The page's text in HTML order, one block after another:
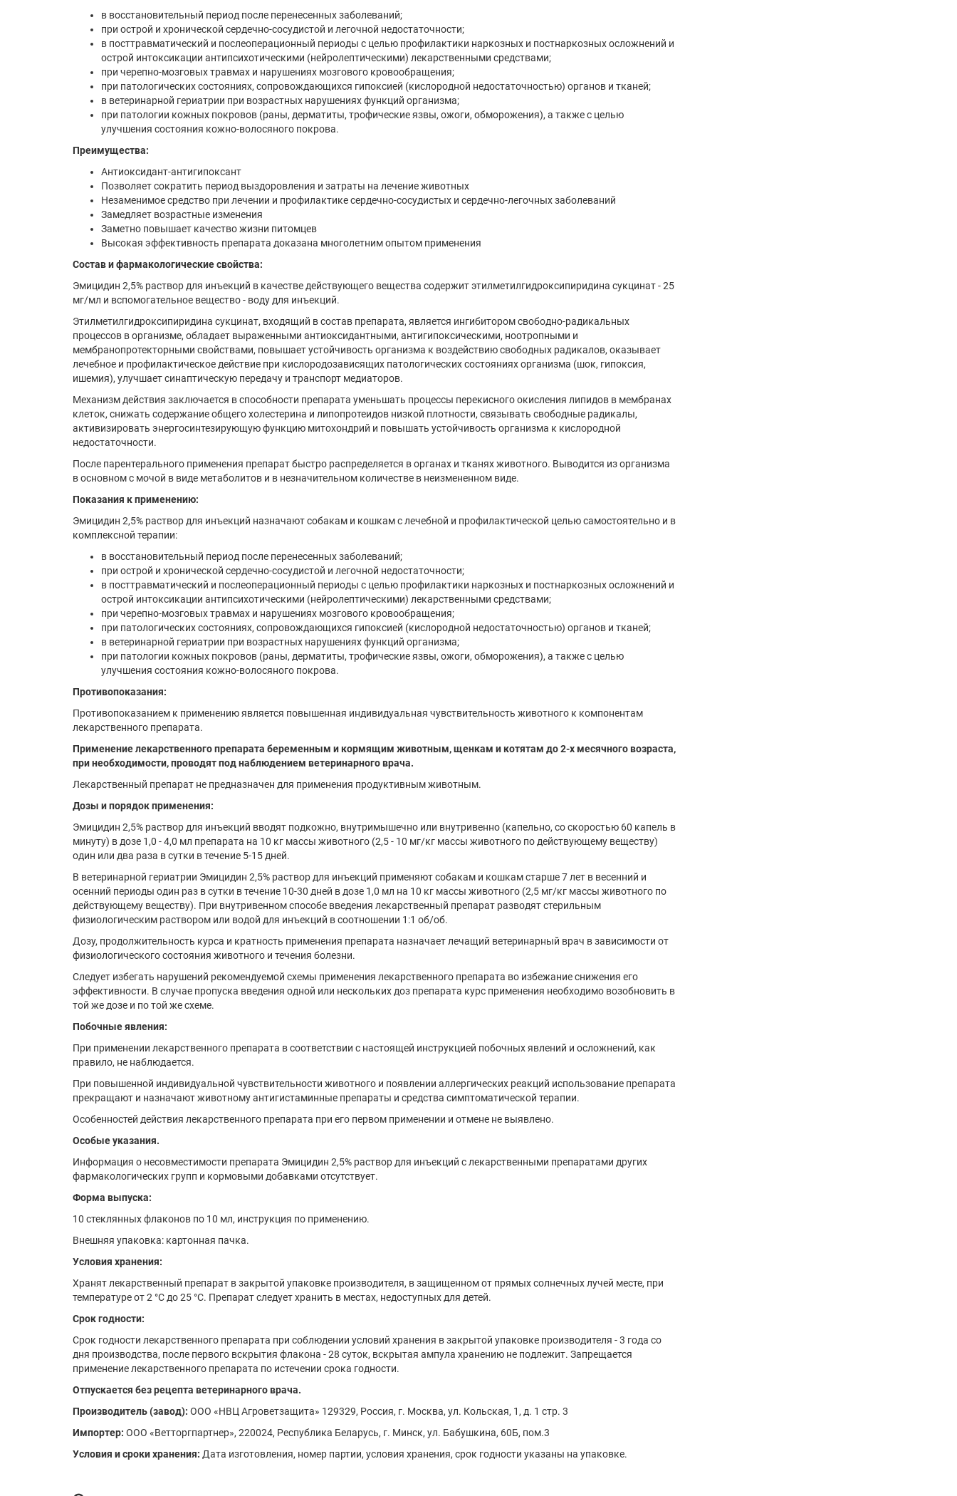
в восстановительный период после перенесенных заболеваний;
при острой и хронической сердечно-сосудистой и легочной недостаточности;
в посттравматический и послеоперационный периоды с целью профилактики наркозных и постнаркозных осложнений и
острой интоксикации антипсихотическими (нейролептическими) лекарственными средствами;
при черепно-мозговых травмах и нарушениях мозгового кровообращения;
при патологических состояниях, сопровождающихся гипоксией (кислородной недостаточностью) органов и тканей;
в ветеринарной гериатрии при возрастных нарушениях функций организма;
при патологии кожных покровов (раны, дерматиты, трофические язвы, ожоги, обморожения), а также с целью
улучшения состояния кожно-волосяного покрова.
Преимущества:
Антиоксидант-антигипоксант
Позволяет сократить период выздоровления и затраты на лечение животных
Незаменимое средство при лечении и профилактике сердечно-сосудистых и сердечно-легочных заболеваний
Замедляет возрастные изменения
Заметно повышает качество жизни питомцев
Высокая эффективность препарата доказана многолетним опытом применения
Состав и фармакологические свойства:
Эмицидин 2,5% раствор для инъекций в качестве действующего вещества содержит этилметилгидроксипиридина сукцинат - 25
мг/мл и вспомогательное вещество - воду для инъекций.
Этилметилгидроксипиридина сукцинат, входящий в состав препарата, является ингибитором свободно-радикальных
процессов в организме, обладает выраженными антиоксидантными, антигипоксическими, ноотропными и
мембранопротекторными свойствами, повышает устойчивость организма к воздействию свободных радикалов, оказывает
лечебное и профилактическое действие при кислородозависящих патологических состояниях организма (шок, гипоксия,
ишемия), улучшает синаптическую передачу и транспорт медиаторов.
Механизм действия заключается в способности препарата уменьшать процессы перекисного окисления липидов в мембранах
клеток, снижать содержание общего холестерина и липопротеидов низкой плотности, связывать свободные радикалы,
активизировать энергосинтезирующую функцию митохондрий и повышать устойчивость организма к кислородной
недостаточности.
После парентерального применения препарат быстро распределяется в органах и тканях животного. Выводится из организма
в основном с мочой в виде метаболитов и в незначительном количестве в неизмененном виде.
Показания к применению:
Эмицидин 2,5% раствор для инъекций назначают собакам и кошкам с лечебной и профилактической целью самостоятельно и в
комплексной терапии:
в восстановительный период после перенесенных заболеваний;
при острой и хронической сердечно-сосудистой и легочной недостаточности;
в посттравматический и послеоперационный периоды с целью профилактики наркозных и постнаркозных осложнений и
острой интоксикации антипсихотическими (нейролептическими) лекарственными средствами;
при черепно-мозговых травмах и нарушениях мозгового кровообращения;
при патологических состояниях, сопровождающихся гипоксией (кислородной недостаточностью) органов и тканей;
в ветеринарной гериатрии при возрастных нарушениях функций организма;
при патологии кожных покровов (раны, дерматиты, трофические язвы, ожоги, обморожения), а также с целью
улучшения состояния кожно-волосяного покрова.
Противопоказания:
Противопоказанием к применению является повышенная индивидуальная чувствительность животного к компонентам
лекарственного препарата.
Применение лекарственного препарата беременным и кормящим животным, щенкам и котятам до 2-х месячного возраста,
при необходимости, проводят под наблюдением ветеринарного врача.
Лекарственный препарат не предназначен для применения продуктивным животным.
Дозы и порядок применения:
Эмицидин 2,5% раствор для инъекций вводят подкожно, внутримышечно или внутривенно (капельно, со скоростью 60 капель в
минуту) в дозе 1,0 - 4,0 мл препарата на 10 кг массы животного (2,5 - 10 мг/кг массы животного по действующему веществу)
один или два раза в сутки в течение 5-15 дней.
В ветеринарной гериатрии Эмицидин 2,5% раствор для инъекций применяют собакам и кошкам старше 7 лет в весенний и
осенний периоды один раз в сутки в течение 10-30 дней в дозе 1,0 мл на 10 кг массы животного (2,5 мг/кг массы животного по
действующему веществу). При внутривенном способе введения лекарственный препарат разводят стерильным
физиологическим раствором или водой для инъекций в соотношении 1:1 об/об.
Дозу, продолжительность курса и кратность применения препарата назначает лечащий ветеринарный врач в зависимости от
физиологического состояния животного и течения болезни.
Следует избегать нарушений рекомендуемой схемы применения лекарственного препарата во избежание снижения его
эффективности. В случае пропуска введения одной или нескольких доз препарата курс применения необходимо возобновить в
той же дозе и по той же схеме.
Побочные явления:
При применении лекарственного препарата в соответствии с настоящей инструкцией побочных явлений и осложнений, как
правило, не наблюдается.
При повышенной индивидуальной чувствительности животного и появлении аллергических реакций использование препарата
прекращают и назначают животному антигистаминные препараты и средства симптоматической терапии.
Особенностей действия лекарственного препарата при его первом применении и отмене не выявлено.
Особые указания.
Информация о несовместимости препарата Эмицидин 2,5% раствор для инъекций с лекарственными препаратами других
фармакологических групп и кор­мовыми добавками отсутствует.
Форма выпуска:
10 стеклянных флаконов по 10 мл, инструкция по применению.
Внешняя упаковка: картонная пачка.
Условия хранения:
Хранят лекарственный препарат в закрытой упаковке производителя, в за­щищенном от прямых солнечных лучей месте, при
температуре от 2 °С до 25 °С. Препарат следует хранить в местах, недоступных для детей.
Срок годности:
Срок годности лекарственного препарата при соблюдении условий хранения в закрытой упаковке производителя - 3 года со
дня производства, после первого вскрытия флакона - 28 суток, вскрытая ампула хранению не подлежит. Запрещается
применение лекарственного препарата по истечении срока годности.
Отпускается без рецепта ветеринарного врача.
Производитель (завод): ООО «НВЦ Агроветзащита» 129329, Россия, г. Москва, ул. Кольская, 1, д. 1 стр. 3
Импортер: ООО «Ветторгпартнер», 220024, Республика Беларусь, г. Минск, ул. Бабушкина, 60Б, пом.3
Условия и сроки хранения: Дата изготовления, номер партии, условия хранения, срок годности указаны на упаковке.